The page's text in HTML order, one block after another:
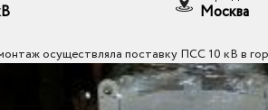
Москва
осуществляла поставку ПСС 10 кВ в